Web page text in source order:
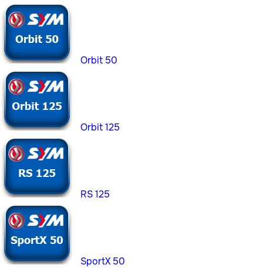
Orbit 50
Orbit 125
RS 125
SportX 50